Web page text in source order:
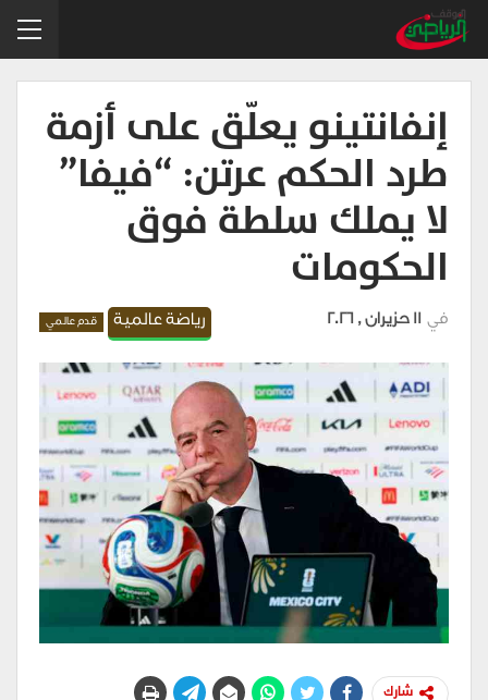
إنفانتينو يعلّق على أزمة
طرد الحكم عرتن: “فيفا”
لا يملك سلطة فوق
الحكومات
رياضة عالمية قدم عالمي في 11 حزيران , 2026
شارك